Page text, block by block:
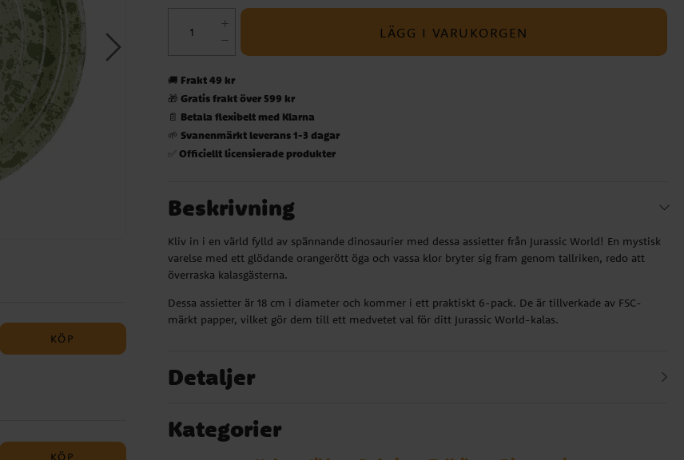
KÖP
KÖP
LÄGG I VARUKORGEN
🚚 Frakt 49 kr
🎁Gratis frakt över 599 kr
📄 Betala flexibelt med Klarna
🌱Svanenmärkt leverans 1-3 dagar
✅Officiellt licensierade produkter
Beskrivning
Kliv in i en värld fylld av spännande dinosaurier med dessa assietter från Jurassic World! En mystisk
varelse med ett glödande orangerött öga och vassa klor bryter sig fram genom tallriken, redo att
överraska kalasgästerna.
Dessa assietter är 18 cm i diameter och kommer i ett praktiskt 6-pack. De är tillverkade av FSC-
märkt papper, vilket gör dem till ett medvetet val för ditt Jurassic World-kalas.
Detaljer
Kategorier